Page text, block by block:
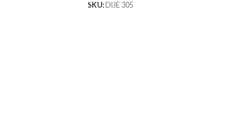
SKU: DIJE 305